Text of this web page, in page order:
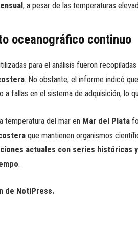
, a pesar de las temperaturas
oceanográfico continuo
para el análisis fueron
. No obstante, el informe indicó que
a fallas en el sistema de adquisición, lo
temperatura del mar en Mar del Plata
que mantienen organismos
actuales con series históricas
.
de NotiPress.